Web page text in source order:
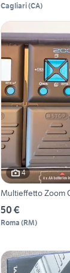
Cagliari(CA)
4
Multieffetto Zoom
50 €
Roma (RM)